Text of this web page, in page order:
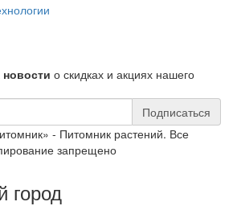
о скидках и акциях нашего
Подписаться
- Питомник растений. Все
запрещено
город